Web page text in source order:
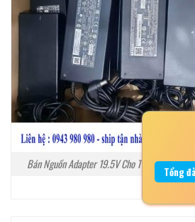
Bán Nguồn Adapter 19.5V Cho Tivi Sony Tại
Tổng